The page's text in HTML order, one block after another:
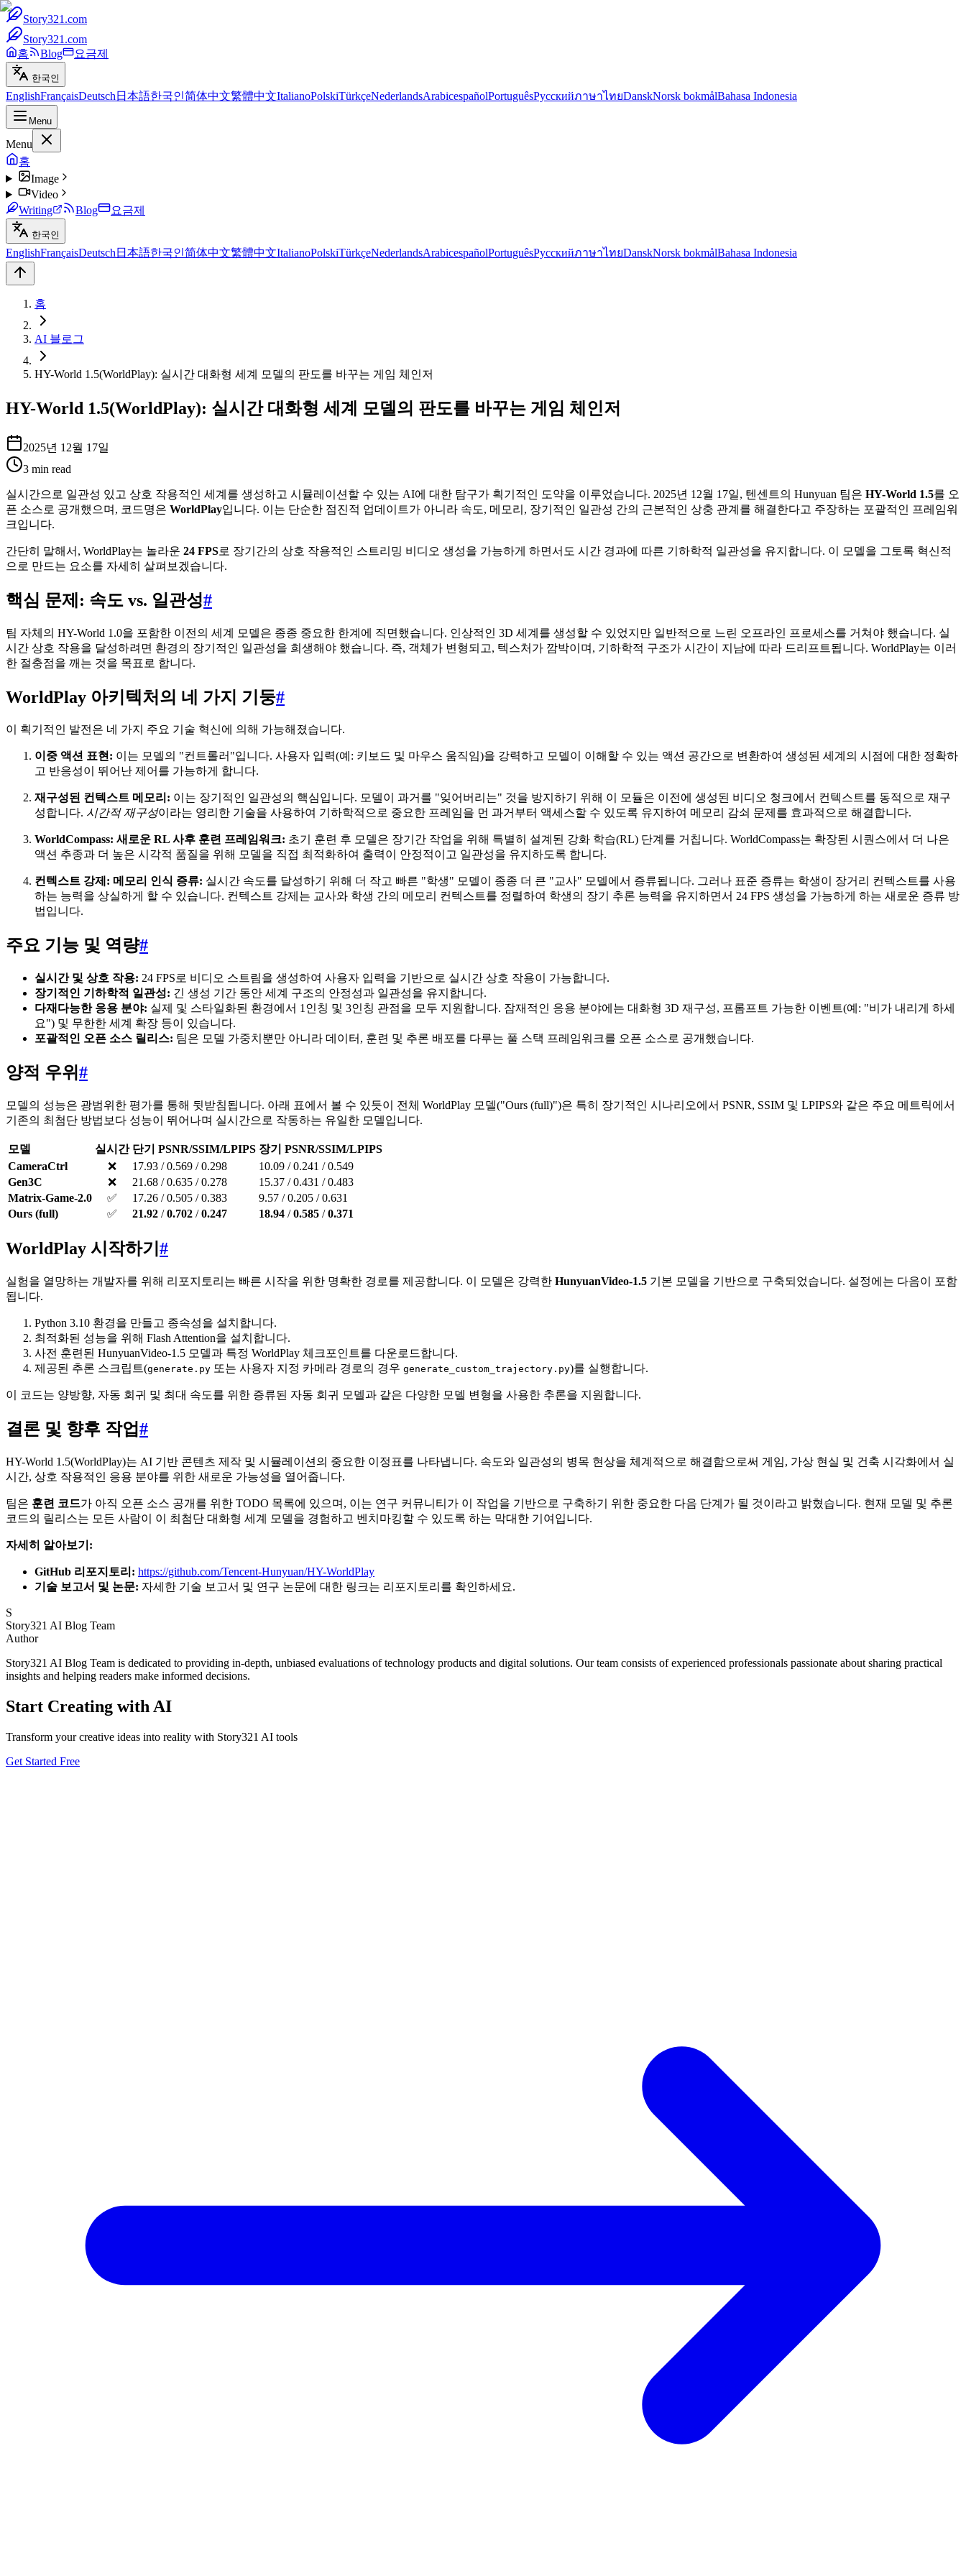
Story321.com
Story321.com
홈
Blog 요금제
한국인
EnglishFrançaisDeutsch 日本語한국인简体中文繁體中文ItalianoPolskiTürkçeNederlandsArabicespañolPortuguêsРусскийภาษาไทยDanskNorsk bokmålBahasa Indonesia
Menu
Menu
홈
Image
Video
Writing
Blog 요금제
한국인
EnglishFrançaisDeutsch 日本語한국인简体中文繁體中文ItalianoPolskiTürkçeNederlandsArabicespañolPortuguêsРусскийภาษาไทยDanskNorsk bokmålBahasa Indonesia
홈
AI 블로그
HY-World 1.5(WorldPlay): 실시간 대화형 세계 모델의 판도를 바꾸는 게임 체인저
HY-World 1.5(WorldPlay): 실시간 대화형 세계 모델의 판도를 바꾸는 게임 체인저
2025년 12월 17일
3 min read
실시간으로 일관성 있고 상호 작용적인 세계를 생성하고 시뮬레이션할 수 있는 AI에 대한 탐구가 획기적인 도약을 이루었습니다. 2025년 12월 17일, 텐센트의 Hunyuan 팀은 HY-World 1.5를 오
픈 소스로 공개했으며, 코드명은 WorldPlay입니다. 이는 단순한 점진적 업데이트가 아니라 속도, 메모리, 장기적인 일관성 간의 근본적인 상충 관계를 해결한다고 주장하는 포괄적인 프레임워
크입니다.
간단히 말해서, WorldPlay는 놀라운 24 FPS로 장기간의 상호 작용적인 스트리밍 비디오 생성을 가능하게 하면서도 시간 경과에 따른 기하학적 일관성을 유지합니다. 이 모델을 그토록 혁신적
으로 만드는 요소를 자세히 살펴보겠습니다.
핵심 문제: 속도 vs. 일관성#
팀 자체의 HY-World 1.0을 포함한 이전의 세계 모델은 종종 중요한 한계에 직면했습니다. 인상적인 3D 세계를 생성할 수 있었지만 일반적으로 느린 오프라인 프로세스를 거쳐야 했습니다. 실
시간 상호 작용을 달성하려면 환경의 장기적인 일관성을 희생해야 했습니다. 즉, 객체가 변형되고, 텍스처가 깜박이며, 기하학적 구조가 시간이 지남에 따라 드리프트됩니다. WorldPlay는 이러
한 절충점을 깨는 것을 목표로 합니다.
WorldPlay 아키텍처의 네 가지 기둥#
이 획기적인 발전은 네 가지 주요 기술 혁신에 의해 가능해졌습니다.
이중 액션 표현: 이는 모델의 "컨트롤러"입니다. 사용자 입력(예: 키보드 및 마우스 움직임)을 강력하고 모델이 이해할 수 있는 액션 공간으로 변환하여 생성된 세계의 시점에 대한 정확하
고 반응성이 뛰어난 제어를 가능하게 합니다.
재구성된 컨텍스트 메모리: 이는 장기적인 일관성의 핵심입니다. 모델이 과거를 "잊어버리는" 것을 방지하기 위해 이 모듈은 이전에 생성된 비디오 청크에서 컨텍스트를 동적으로 재구
성합니다. 시간적 재구성이라는 영리한 기술을 사용하여 기하학적으로 중요한 프레임을 먼 과거부터 액세스할 수 있도록 유지하여 메모리 감쇠 문제를 효과적으로 해결합니다.
WorldCompass: 새로운 RL 사후 훈련 프레임워크: 초기 훈련 후 모델은 장기간 작업을 위해 특별히 설계된 강화 학습(RL) 단계를 거칩니다. WorldCompass는 확장된 시퀀스에서 더 나은
액션 추종과 더 높은 시각적 품질을 위해 모델을 직접 최적화하여 출력이 안정적이고 일관성을 유지하도록 합니다.
컨텍스트 강제: 메모리 인식 증류: 실시간 속도를 달성하기 위해 더 작고 빠른 "학생" 모델이 종종 더 큰 "교사" 모델에서 증류됩니다. 그러나 표준 증류는 학생이 장거리 컨텍스트를 사용
하는 능력을 상실하게 할 수 있습니다. 컨텍스트 강제는 교사와 학생 간의 메모리 컨텍스트를 정렬하여 학생의 장기 추론 능력을 유지하면서 24 FPS 생성을 가능하게 하는 새로운 증류 방
법입니다.
주요 기능 및 역량#
실시간 및 상호 작용: 24 FPS로 비디오 스트림을 생성하여 사용자 입력을 기반으로 실시간 상호 작용이 가능합니다.
장기적인 기하학적 일관성: 긴 생성 기간 동안 세계 구조의 안정성과 일관성을 유지합니다.
다재다능한 응용 분야: 실제 및 스타일화된 환경에서 1인칭 및 3인칭 관점을 모두 지원합니다. 잠재적인 응용 분야에는 대화형 3D 재구성, 프롬프트 가능한 이벤트(예: "비가 내리게 하세
요") 및 무한한 세계 확장 등이 있습니다.
포괄적인 오픈 소스 릴리스: 팀은 모델 가중치뿐만 아니라 데이터, 훈련 및 추론 배포를 다루는 풀 스택 프레임워크를 오픈 소스로 공개했습니다.
양적 우위#
모델의 성능은 광범위한 평가를 통해 뒷받침됩니다. 아래 표에서 볼 수 있듯이 전체 WorldPlay 모델("Ours (full)")은 특히 장기적인 시나리오에서 PSNR, SSIM 및 LPIPS와 같은 주요 메트릭에서
기존의 최첨단 방법보다 성능이 뛰어나며 실시간으로 작동하는 유일한 모델입니다.
모델 실시간 단기 PSNR/SSIM/LPIPS 장기 PSNR/SSIM/LPIPS
CameraCtrl
❌ 17.93 / 0.569 / 0.298
10.09 / 0.241 / 0.549
Gen3C
❌ 21.68 / 0.635 / 0.278
15.37 / 0.431 / 0.483
Matrix-Game-2.0
✅ 17.26 / 0.505 / 0.383
9.57 / 0.205 / 0.631
Ours (full)
✅ 21.92 /0.702 /0.247 18.94 /0.585 /0.371
WorldPlay 시작하기 #
실험을 열망하는 개발자를 위해 리포지토리는 빠른 시작을 위한 명확한 경로를 제공합니다. 이 모델은 강력한 HunyuanVideo-1.5 기본 모델을 기반으로 구축되었습니다. 설정에는 다음이 포함
됩니다.
Python 3.10 환경을 만들고 종속성을 설치합니다.
최적화된 성능을 위해 Flash Attention을 설치합니다.
사전 훈련된 HunyuanVideo-1.5 모델과 특정 WorldPlay 체크포인트를 다운로드합니다.
제공된 추론 스크립트(generate.py 또는 사용자 지정 카메라 경로의 경우 generate_custom_trajectory.py)를 실행합니다.
이 코드는 양방향, 자동 회귀 및 최대 속도를 위한 증류된 자동 회귀 모델과 같은 다양한 모델 변형을 사용한 추론을 지원합니다.
결론 및 향후 작업#
HY-World 1.5(WorldPlay)는 AI 기반 콘텐츠 제작 및 시뮬레이션의 중요한 이정표를 나타냅니다. 속도와 일관성의 병목 현상을 체계적으로 해결함으로써 게임, 가상 현실 및 건축 시각화에서 실
시간, 상호 작용적인 응용 분야를 위한 새로운 가능성을 열어줍니다.
팀은 훈련 코드가 아직 오픈 소스 공개를 위한 TODO 목록에 있으며, 이는 연구 커뮤니티가 이 작업을 기반으로 구축하기 위한 중요한 다음 단계가 될 것이라고 밝혔습니다. 현재 모델 및 추론
코드의 릴리스는 모든 사람이 이 최첨단 대화형 세계 모델을 경험하고 벤치마킹할 수 있도록 하는 막대한 기여입니다.
자세히 알아보기:
GitHub 리포지토리: https://github.com/Tencent-Hunyuan/HY-WorldPlay
기술 보고서 및 논문: 자세한 기술 보고서 및 연구 논문에 대한 링크는 리포지토리를 확인하세요.
S
Story321 AI Blog Team
Author
Story321 AI Blog Team is dedicated to providing in-depth, unbiased evaluations of technology products and digital solutions. Our team consists of experienced professionals passionate about sharing practical
insights and helping readers make informed decisions.
Start Creating with AI
Transform your creative ideas into reality with Story321 AI tools
Get Started Free